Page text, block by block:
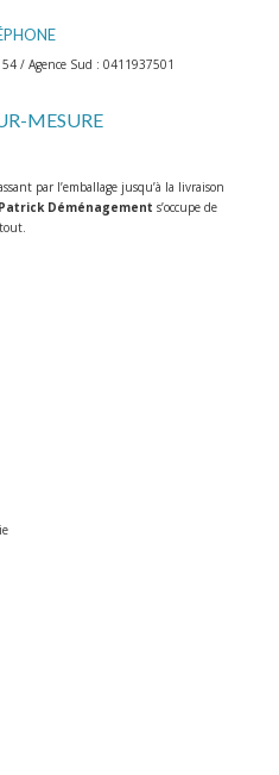
/ Agence Sud : 0411937501
MESURE
par l’emballage jusqu’à la livraison
Déménagement s’occupe de
tout.